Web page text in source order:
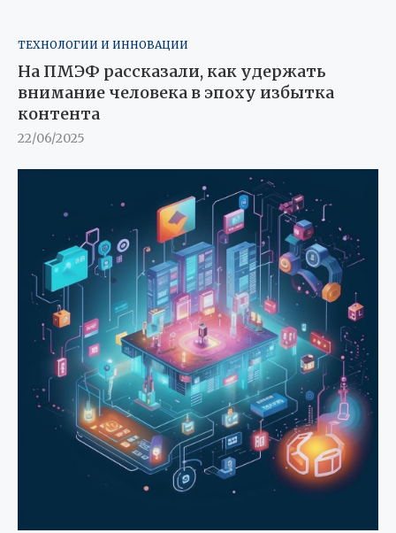
ТЕХНОЛОГИИ И ИННОВАЦИИ
На ПМЭФ рассказали, как удержать
внимание человека в эпоху избытка
контента
22/06/2025